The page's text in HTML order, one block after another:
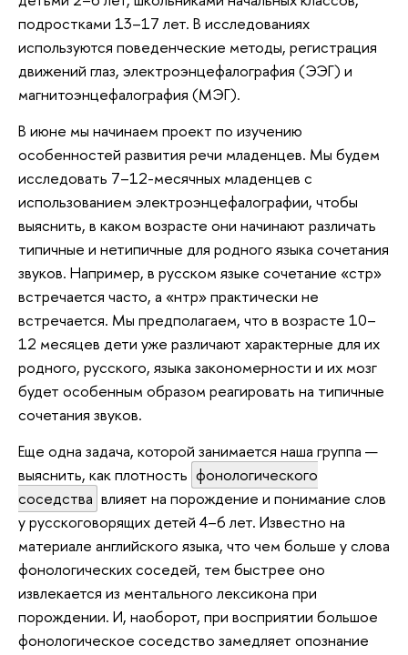
подростками 13–17 лет. В исследованиях
используются поведенческие методы, регистрация
движений глаз, электроэнцефалография (ЭЭГ) и
магнитоэнцефалография (МЭГ).
В июне мы начинаем проект по изучению
особенностей развития речи младенцев. Мы будем
исследовать 7–12-месячных младенцев с
использованием электроэнцефалографии, чтобы
выяснить, в каком возрасте они начинают различать
типичные и нетипичные для родного языка сочетания
звуков. Например, в русском языке сочетание «стр»
встречается часто, а «нтр» практически не
встречается. Мы предполагаем, что в возрасте 10–
12 месяцев дети уже различают характерные для их
родного, русского, языка закономерности и их мозг
будет особенным образом реагировать на типичные
сочетания звуков.
Еще одна задача, которой занимается наша группа —
выяснить, как плотность фонологического
соседства влияет на порождение и понимание слов
у русскоговорящих детей 4–6 лет. Известно на
материале английского языка, что чем больше у слова
фонологических соседей, тем быстрее оно
извлекается из ментального лексикона при
порождении. И, наоборот, при восприятии большое
фонологическое соседство замедляет опознание